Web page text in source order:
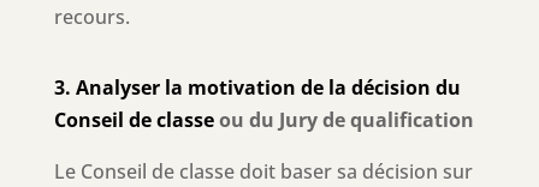
recours.
3. Analyser la motivation de la décision du
Conseil de classeou du Jury de qualification
Le Conseil de classe doit baser sa décision sur